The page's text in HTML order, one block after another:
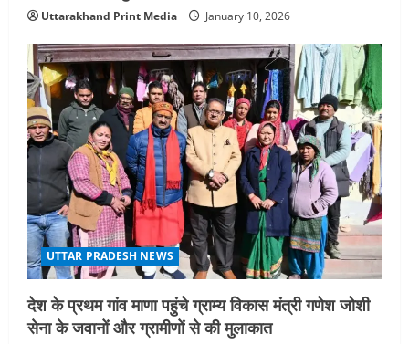
Uttarakhand Print Media January 10, 2026
UTTAR PRADESH NEWS
देश के प्रथम गांव माणा पहुंचे ग्राम्य विकास मंत्री गणेश जोशी
सेना के जवानों और ग्रामीणों से की मुलाकात